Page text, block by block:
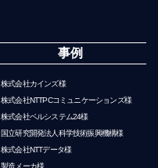
事例
株式会社カインズ様
株式会社NTTPCコミュニケーションズ様
株式会社ベルシステム24様
国立研究開発法人科学技術振興機構様
株式会社NTTデータ様
製造メーカ様